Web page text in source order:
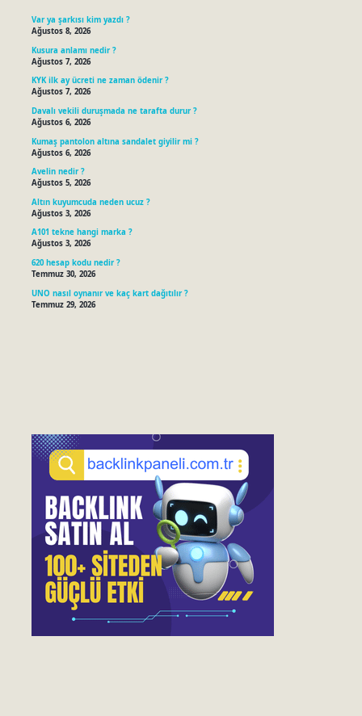
Var ya şarkısı kim yazdı ?
Ağustos 8, 2026
Kusura anlamı nedir ?
Ağustos 7, 2026
KYK ilk ay ücreti ne zaman ödenir ?
Ağustos 7, 2026
Davalı vekili duruşmada ne tarafta durur ?
Ağustos 6, 2026
Kumaş pantolon altına sandalet giyilir mi ?
Ağustos 6, 2026
Avelin nedir ?
Ağustos 5, 2026
Altın kuyumcuda neden ucuz ?
Ağustos 3, 2026
A101 tekne hangi marka ?
Ağustos 3, 2026
620 hesap kodu nedir ?
Temmuz 30, 2026
UNO nasıl oynanır ve kaç kart dağıtılır ?
Temmuz 29, 2026